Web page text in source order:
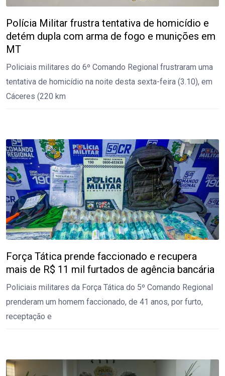
Polícia Militar frustra tentativa de homicídio e
detém dupla com arma de fogo e munições em
MT
Policiais militares do 6º Comando Regional frustraram uma
tentativa de homicídio na noite desta sexta-feira (3.10), em
Cáceres (220 km
Força Tática prende faccionado e recupera
mais de R$ 11 mil furtados de agência bancária
Policiais militares da Força Tática do 5º Comando Regional
prenderam um homem faccionado, de 41 anos, por furto,
receptação e